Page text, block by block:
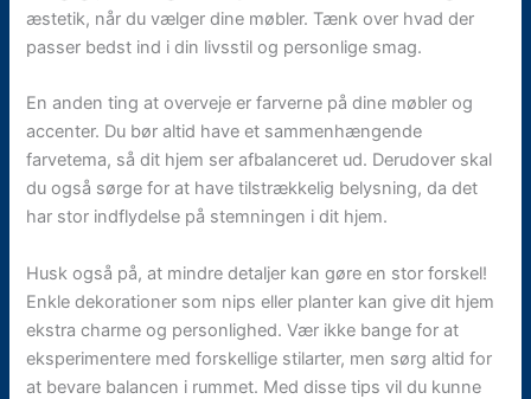
æstetik, når du vælger dine møbler. Tænk over hvad der
passer bedst ind i din livsstil og personlige smag.
En anden ting at overveje er farverne på dine møbler og
accenter. Du bør altid have et sammenhængende
farvetema, så dit hjem ser afbalanceret ud. Derudover skal
du også sørge for at have tilstrækkelig belysning, da det
har stor indflydelse på stemningen i dit hjem.
Husk også på, at mindre detaljer kan gøre en stor forskel!
Enkle dekorationer som nips eller planter kan give dit hjem
ekstra charme og personlighed. Vær ikke bange for at
eksperimentere med forskellige stilarter, men sørg altid for
at bevare balancen i rummet. Med disse tips vil du kunne